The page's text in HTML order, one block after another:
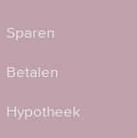
Sparen
Betalen
Hypotheek